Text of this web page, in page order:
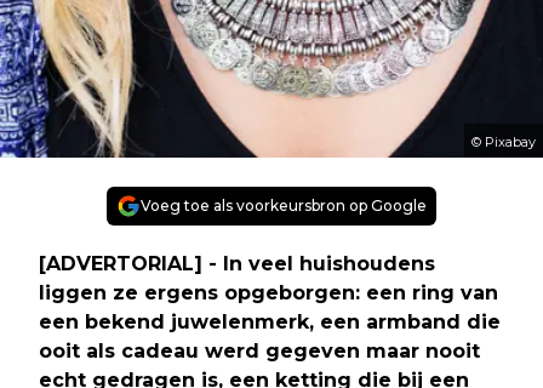
© Pixabay
Voeg toe als voorkeursbron op Google
[ADVERTORIAL] - In veel huishoudens
liggen ze ergens opgeborgen: een ring van
een bekend juwelenmerk, een armband die
ooit als cadeau werd gegeven maar nooit
echt gedragen is, een ketting die bij een